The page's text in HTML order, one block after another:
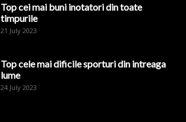
Top cei mai buni inotatori din toate
timpurile
21 July 2023
Top cele mai dificile sporturi din intreaga
lume
24 July 2023